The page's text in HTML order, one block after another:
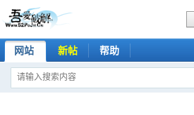
网站 新帖 帮助